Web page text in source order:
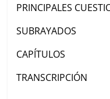
PRINCIPALES
SUBRAYADOS
CAPÍTULOS
TRANSCRIPCIÓN